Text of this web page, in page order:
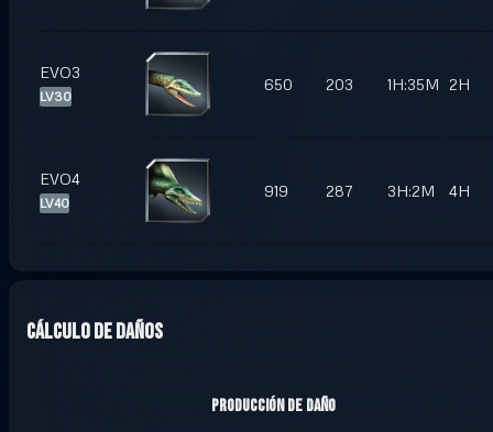
EVO3
LV30
650 203 1H:35M 2H
EVO4
LV40
919 287 3H:2M 4H
Cálculo de daños
Producción de daño